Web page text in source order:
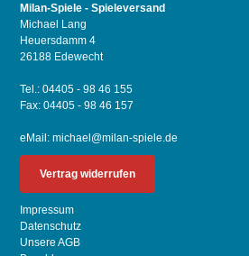
Milan-Spiele - Spieleversand
Michael Lang
Heuersdamm 4
26188 Edewecht
Tel.: 04405 - 98 46 155
Fax: 04405 - 98 46 157
eMail:michael@milan-spiele.de
Vertrag widerrufen
Impressum
Datenschutz
Unsere AGB